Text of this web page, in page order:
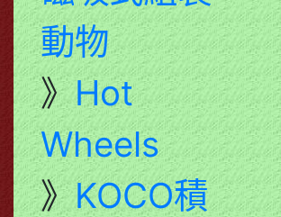
動物
》Hot
Wheels
》KOCO積